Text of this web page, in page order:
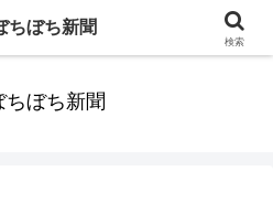
だわ。ずっといっしょに歩いてゆけるっ
ちぼち新聞
ちぼち新聞
検索